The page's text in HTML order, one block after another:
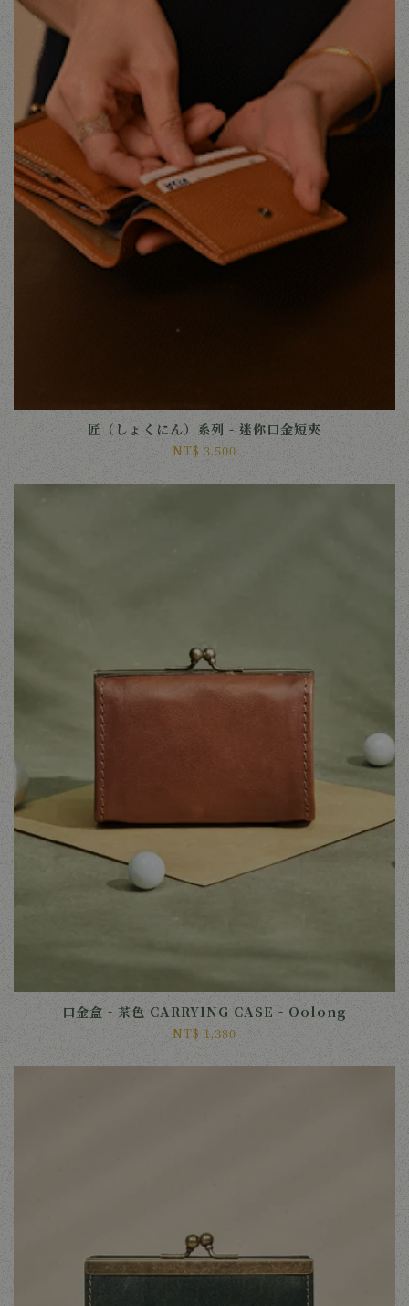
匠（しょくにん）系列 - 迷你口金短夾
NT$ 3,500
口金盒 - 茶色 CARRYING CASE - Oolong
NT$ 1,380